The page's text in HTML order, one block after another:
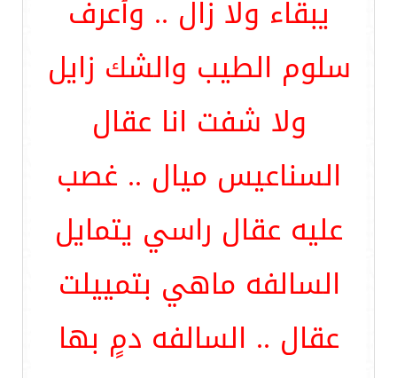
يبقاء ولا زال .. وأعرف
سلوم الطيب والشك زايل
ولا شفت انا عقال
السناعيس ميال .. غصب
عليه عقال راسي يتمايل
السالفه ماهي بتمييلت
عقال .. السالفه دمٍ بها